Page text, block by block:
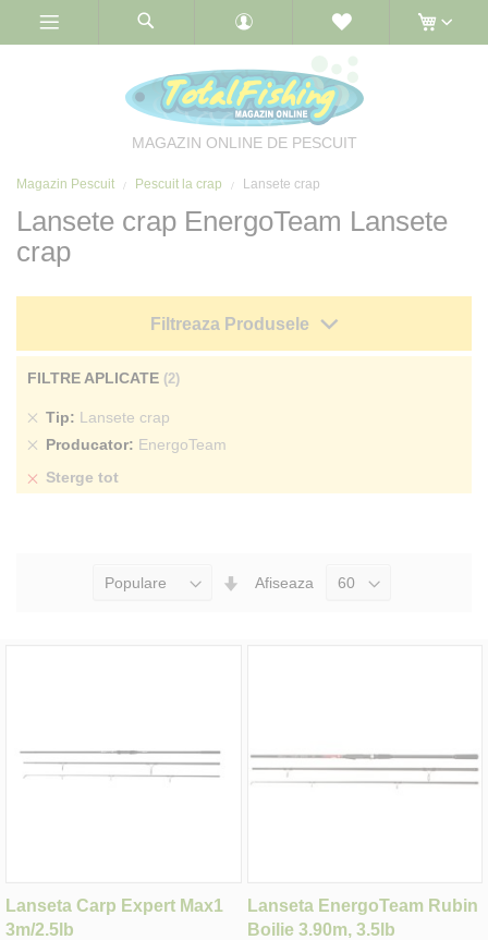
MAGAZIN ONLINE DE PESCUIT
Magazin Pescuit Pescuit la crap Lansete crap
Lansete crap EnergoTeam Lansete
crap
Seteaza
Afiseaza
Lanseta Carp Expert Max1
3m/2.5lb
Lanseta EnergoTeam Rubin
Boilie 3.90m, 3.5lb
Filtreaza Produsele
FILTRE APLICATE
Tip Lansete crap
Sterge
produs
Producator EnergoTeam
Sterge
Sterge tot